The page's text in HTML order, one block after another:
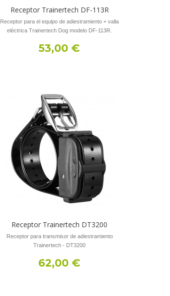
Receptor Trainertech DF-113R
Receptor para el equipo de adiestramiento + valla
eléctrica Trainertech Dog modelo DF-113R.
53,00 €
Receptor Trainertech DT3200
Receptor para transmisor de adiestramiento
Trainertech - DT3200
62,00 €